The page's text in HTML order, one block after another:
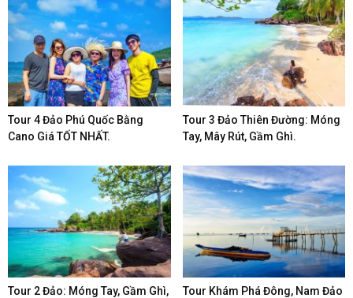
Tour 4 Đảo Phú Quốc Bằng
Cano Giá TỐT NHẤT.
Tour 3 Đảo Thiên Đường: Móng
Tay, Mây Rút, Gầm Ghì.
Tour 2 Đảo: Móng Tay, Gầm Ghì,
Tour Khám Phá Đông, Nam Đảo